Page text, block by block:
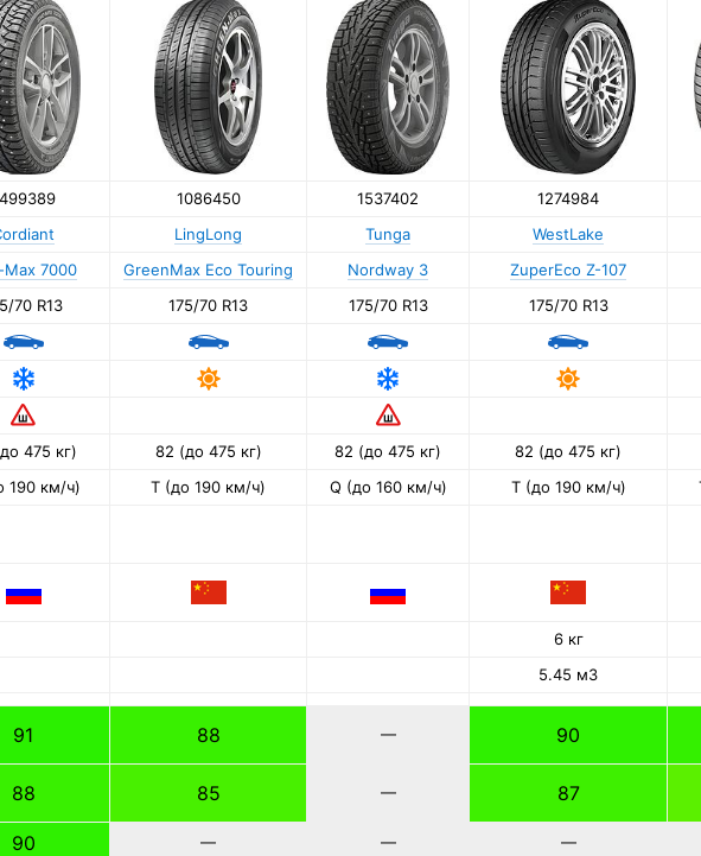
1086450 1537402 1274984
LingLong Tunga WestLake
Max 7000 GreenMax Eco Touring Nordway 3 ZuperEco Z-107
70 R13 175/70 R13 175/70 R13 175/70 R13
475 кг) 82 (до 475 кг) 82 (до 475 кг) 82 (до 475 кг)
190 км/ч) T (до 190 км/ч) Q (до 160 км/ч) T (до 190 км/ч)
6 кг
5.45 м3
91 88 — 90
88 85 — 87
90 — — —